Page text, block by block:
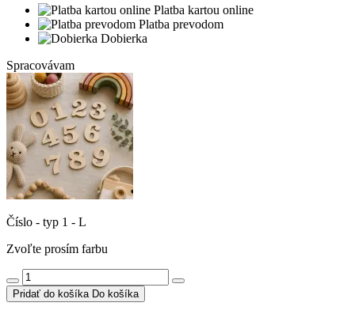
Platba kartou online
Platba prevodom
Dobierka
Spracovávam
Číslo - typ 1 - L
Zvoľte prosím farbu
Pridať do košíka Do košíka